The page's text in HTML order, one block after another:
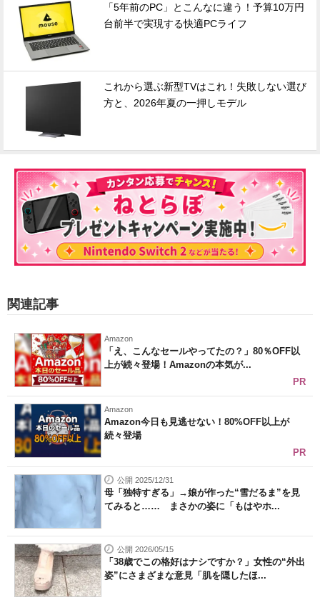
「5年前のPC」とこんなに違う！予算10万円
台前半で実現する快適PCライフ
これから選ぶ新型TVはこれ！失敗しない選び
方と、2026年夏の一押しモデル
関連記事
Amazon
「え、こんなセールやってたの？」80％OFF以
上が続々登場！Amazonの本気が...
PR
Amazon
Amazon今日も見逃せない！80%OFF以上が
続々登場
PR
公開 2025/12/31
母「独特すぎる」→娘が作った“雪だるま”を見
てみると…… まさかの姿に「もはやホ...
公開 2026/05/15
「38歳でこの格好はナシですか？」女性の“外出
姿”にさまざまな意見「肌を隠したほ...